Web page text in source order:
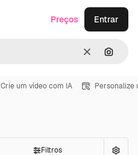
Limpar
Preços Entrar
Crie um vídeo com IA Personalize
Filtros